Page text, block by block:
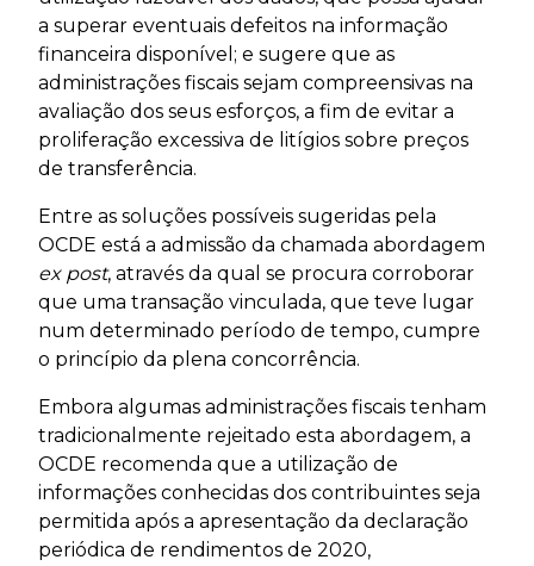
a superar eventuais defeitos na informação
financeira disponível; e sugere que as
administrações fiscais sejam compreensivas na
avaliação dos seus esforços, a fim de evitar a
proliferação excessiva de litígios sobre preços
de transferência.
Entre as soluções possíveis sugeridas pela
OCDE está a admissão da chamada abordagem
ex post, através da qual se procura corroborar
que uma transação vinculada, que teve lugar
num determinado período de tempo, cumpre
o princípio da plena concorrência.
Embora algumas administrações fiscais tenham
tradicionalmente rejeitado esta abordagem, a
OCDE recomenda que a utilização de
informações conhecidas dos contribuintes seja
permitida após a apresentação da declaração
periódica de rendimentos de 2020,